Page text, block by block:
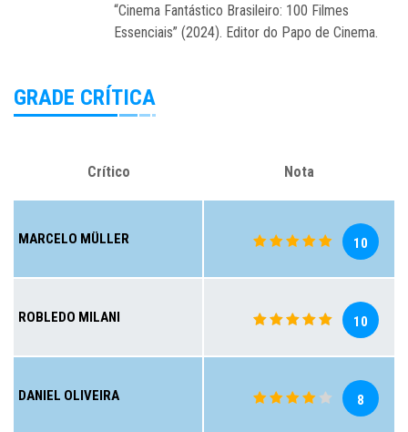
“Cinema Fantástico Brasileiro: 100 Filmes
Essenciais” (2024). Editor do Papo de Cinema.
GRADE CRÍTICA
Crítico Nota
MARCELO MÜLLER 10
ROBLEDO MILANI 10
DANIEL OLIVEIRA 8